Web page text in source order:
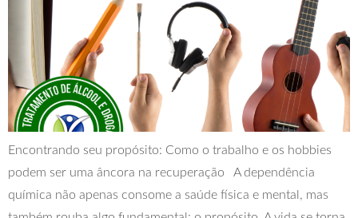
Encontrando seu propósito: Como o trabalho e os hobbies
podem ser uma âncora na recuperação A dependência
química não apenas consome a saúde física e mental, mas